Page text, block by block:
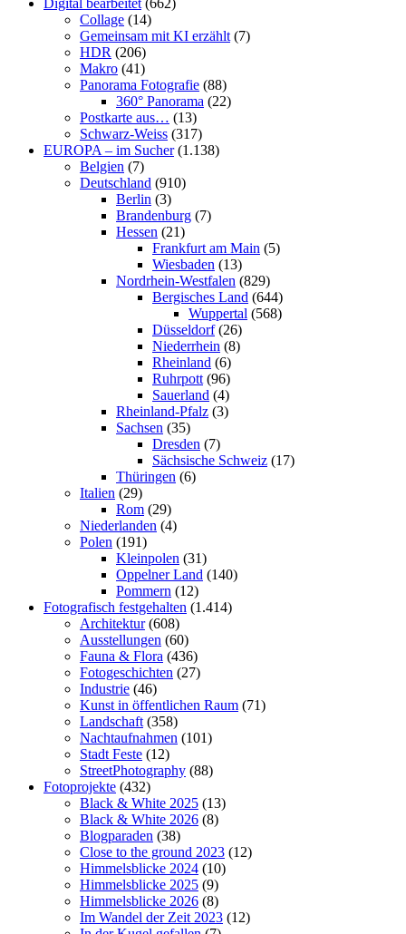
Collage (14)
Gemeinsam mit KI erzählt (7)
HDR (206)
Makro (41)
Panorama Fotografie (88)
360° Panorama (22)
Postkarte aus… (13)
Schwarz-Weiss (317)
EUROPA – im Sucher(1.138)
Belgien (7)
Deutschland (910)
Berlin (3)
Brandenburg (7)
Hessen (21)
Frankfurt am Main (5)
Wiesbaden (13)
Nordrhein-Westfalen (829)
Bergisches Land (644)
Wuppertal (568)
Düsseldorf(26)
Niederrhein (8)
Rheinland (6)
Ruhrpott (96)
Sauerland (4)
Rheinland-Pfalz (3)
Sachsen (35)
Dresden (7)
Sächsische Schweiz (17)
Thüringen (6)
Italien (29)
Rom (29)
Niederlanden (4)
Polen (191)
Kleinpolen (31)
Oppelner Land (140)
Pommern (12)
Fotografisch festgehalten (1.414)
Architektur(608)
Ausstellungen (60)
Fauna & Flora (436)
Fotogeschichten (27)
Industrie (46)
Kunst in öffentlichen Raum (71)
Landschaft (358)
Nachtaufnahmen (101)
Stadt Feste (12)
StreetPhotography (88)
Fotoprojekte (432)
Black & White 2025 (13)
Black & White 2026 (8)
Blogparaden (38)
Close to the ground 2023 (12)
Himmelsblicke 2024 (10)
Himmelsblicke 2025 (9)
Himmelsblicke 2026 (8)
Im Wandel der Zeit 2023 (12)